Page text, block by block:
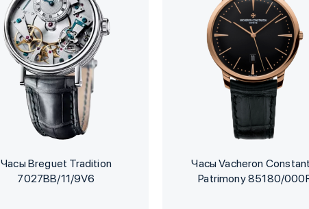
Часы Breguet Tradition
7027BB/11/9V6
Часы Vacheron
Patrimony 85180/